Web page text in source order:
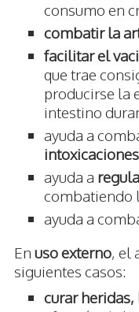
consumo en
combatir la
facilitar el
que trae
producirse la
intestino
ayuda a
ayuda a
combatiendo
ayuda a
En uso externo, el
siguientes casos:
curar